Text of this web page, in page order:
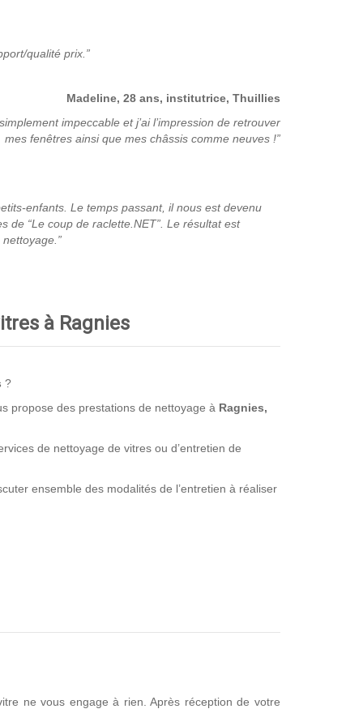
qualité prix.”
Madeline, 28 ans, institutrice, Thuillies
impeccable et j’ai l’impression de retrouver
mes fenêtres ainsi que mes châssis comme neuves !”
enfants. Le temps passant, il nous est devenu
de “Le coup de raclette.NET”. Le résultat est
à Ragnies
?
propose des prestations de nettoyage à Ragnies,
de nettoyage de vitres ou d’entretien de
ensemble des modalités de l’entretien à réaliser
ne vous engage à rien. Après réception de votre